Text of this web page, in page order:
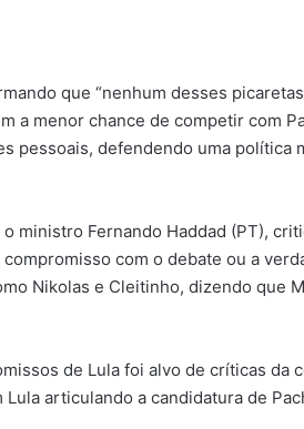
que “nenhum desses
a menor chance de competir com
pessoais, defendendo uma política
ministro Fernando Haddad (PT),
com o debate ou a
Nikolas e Cleitinho, dizendo que
de Lula foi alvo de críticas da
articulando a candidatura de